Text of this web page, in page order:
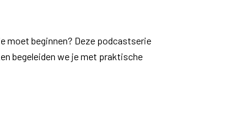
moet beginnen? Deze podcastserie
begeleiden we je met praktische